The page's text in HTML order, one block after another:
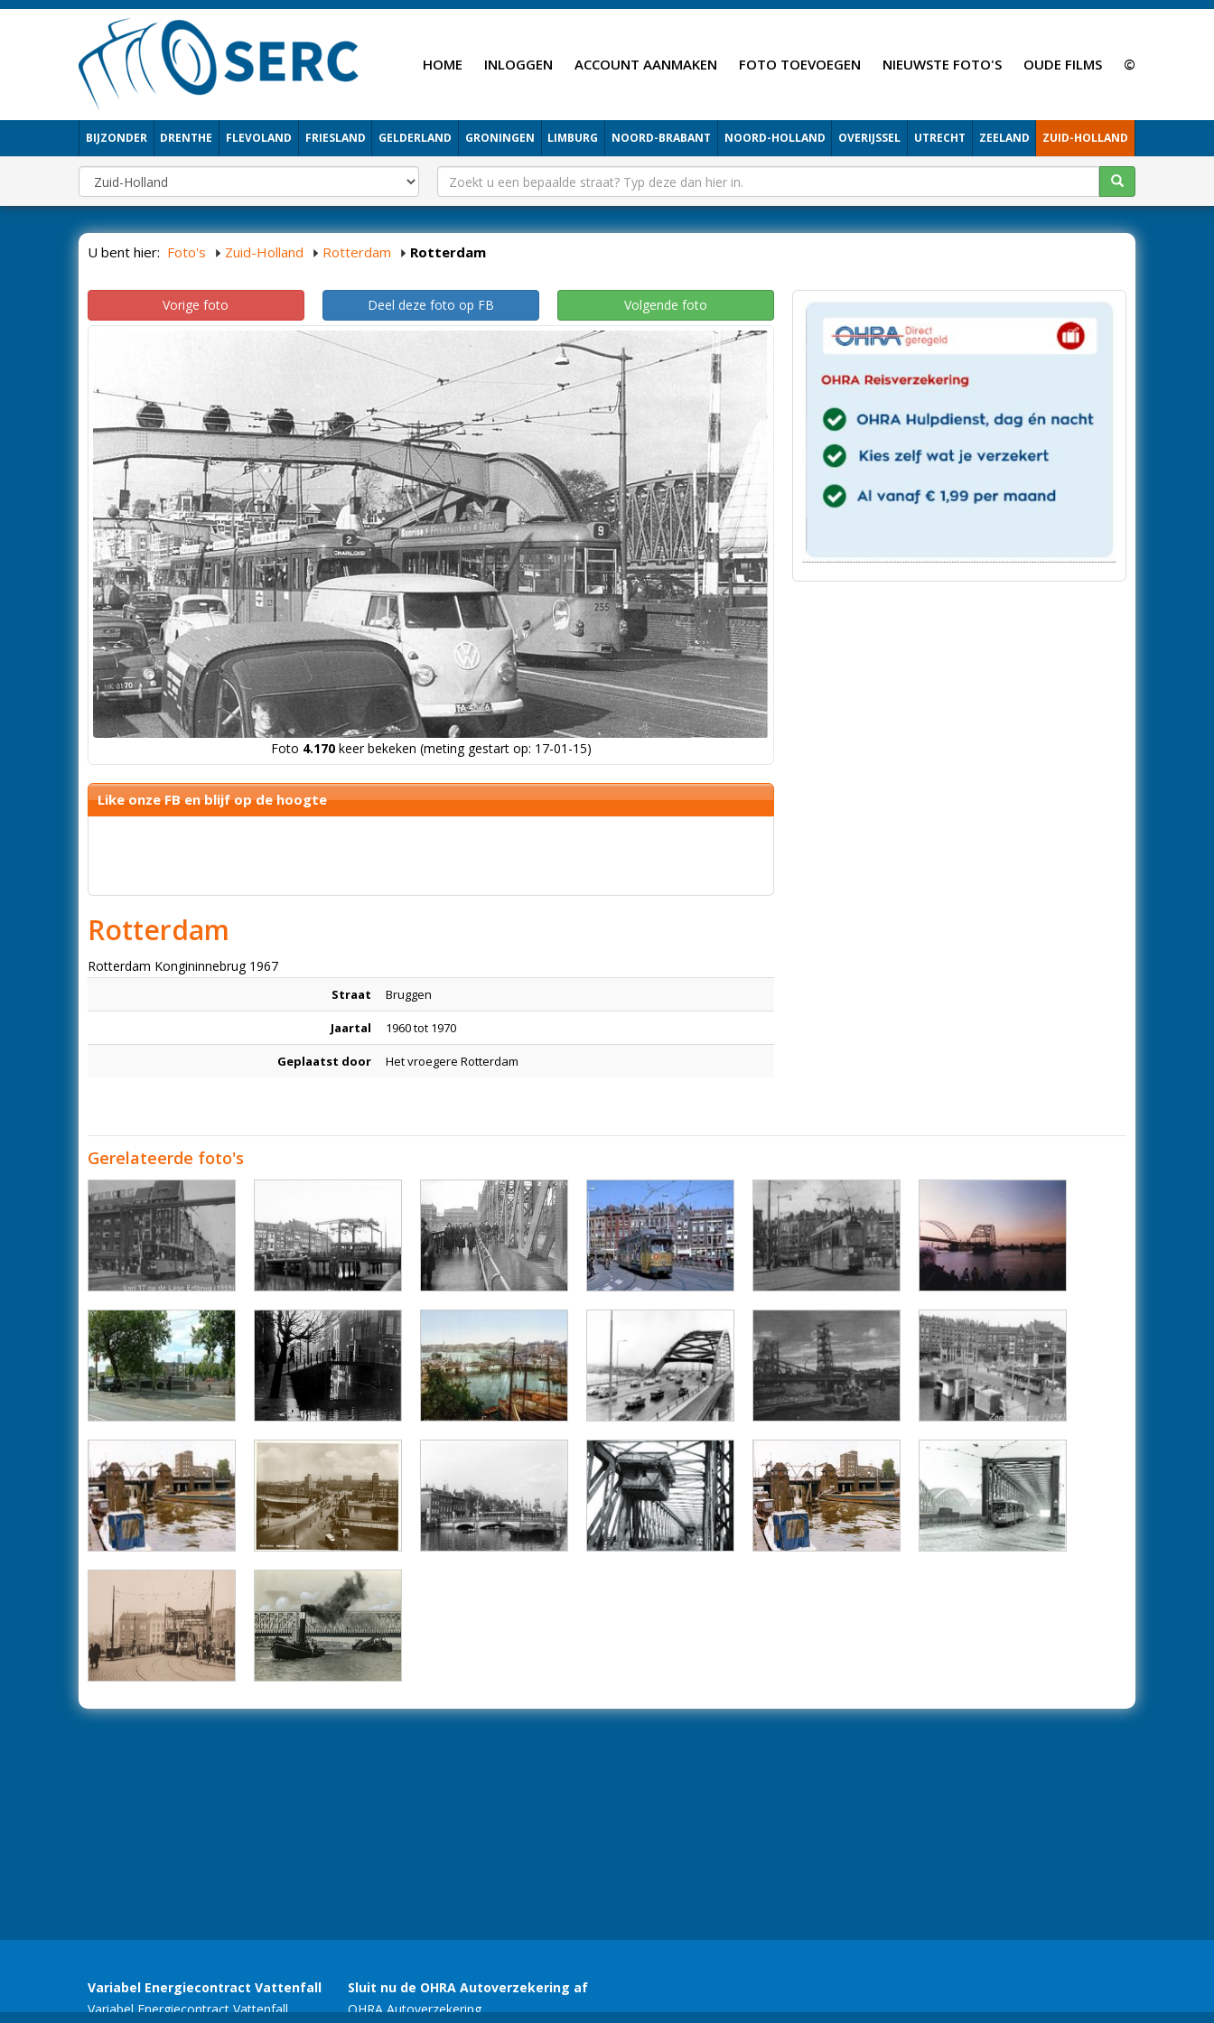
HOME INLOGGEN ACCOUNT AANMAKEN FOTO TOEVOEGEN NIEUWSTE FOTO'S OUDE FILMS ©
BIJZONDER DRENTHE FLEVOLAND FRIESLAND GELDERLAND GRONINGEN LIMBURG NOORD-BRABANT NOORD-HOLLAND OVERIJSSEL UTRECHT ZEELAND ZUID-HOLLAND
U bent hier: Foto's Zuid-Holland Rotterdam Rotterdam
Vorige foto Deel deze foto op FB Volgende foto
Foto 4.170keer bekeken (meting gestart op: 17-01-15)
Like onze FB en blijf op de hoogte
Rotterdam
Rotterdam Kongininnebrug 1967
Straat Bruggen
Jaartal 1960 tot 1970
Geplaatst door Het vroegere Rotterdam
Gerelateerde foto's